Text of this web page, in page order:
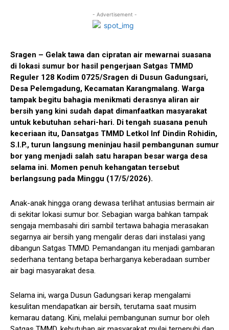
- Advertisement -
Sragen – Gelak tawa dan cipratan air mewarnai suasana
di lokasi sumur bor hasil pengerjaan Satgas TMMD
Reguler 128 Kodim 0725/Sragen di Dusun Gadungsari,
Desa Pelemgadung, Kecamatan Karangmalang. Warga
tampak begitu bahagia menikmati derasnya aliran air
bersih yang kini sudah dapat dimanfaatkan masyarakat
untuk kebutuhan sehari-hari. Di tengah suasana penuh
keceriaan itu, Dansatgas TMMD Letkol Inf Dindin Rohidin,
S.I.P., turun langsung meninjau hasil pembangunan sumur
bor yang menjadi salah satu harapan besar warga desa
selama ini. Momen penuh kehangatan tersebut
berlangsung pada Minggu (17/5/2026).
Anak-anak hingga orang dewasa terlihat antusias bermain air
di sekitar lokasi sumur bor. Sebagian warga bahkan tampak
sengaja membasahi diri sambil tertawa bahagia merasakan
segarnya air bersih yang mengalir deras dari instalasi yang
dibangun Satgas TMMD. Pemandangan itu menjadi gambaran
sederhana tentang betapa berharganya keberadaan sumber
air bagi masyarakat desa.
Selama ini, warga Dusun Gadungsari kerap mengalami
kesulitan mendapatkan air bersih, terutama saat musim
kemarau datang. Kini, melalui pembangunan sumur bor oleh